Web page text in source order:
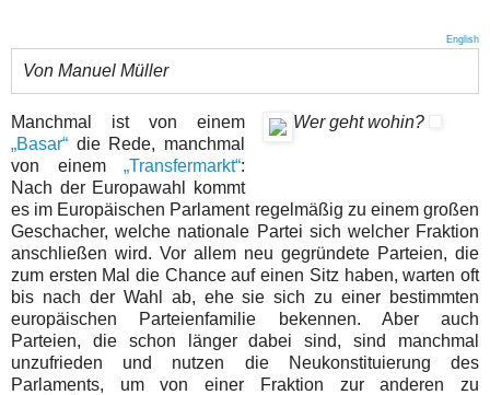
English
Von Manuel Müller
Wer geht wohin?
Manchmal ist von einem
„Basar“ die Rede, manchmal
von einem „Transfermarkt“:
Nach der Europawahl kommt
es im Europäischen Parlament regelmäßig zu einem großen
Geschacher, welche nationale Partei sich welcher Fraktion
anschließen wird. Vor allem neu gegründete Parteien, die
zum ersten Mal die Chance auf einen Sitz haben, warten oft
bis nach der Wahl ab, ehe sie sich zu einer bestimmten
europäischen Parteienfamilie bekennen. Aber auch
Parteien, die schon länger dabei sind, sind manchmal
unzufrieden und nutzen die Neukonstituierung des
Parlaments, um von einer Fraktion zur anderen zu